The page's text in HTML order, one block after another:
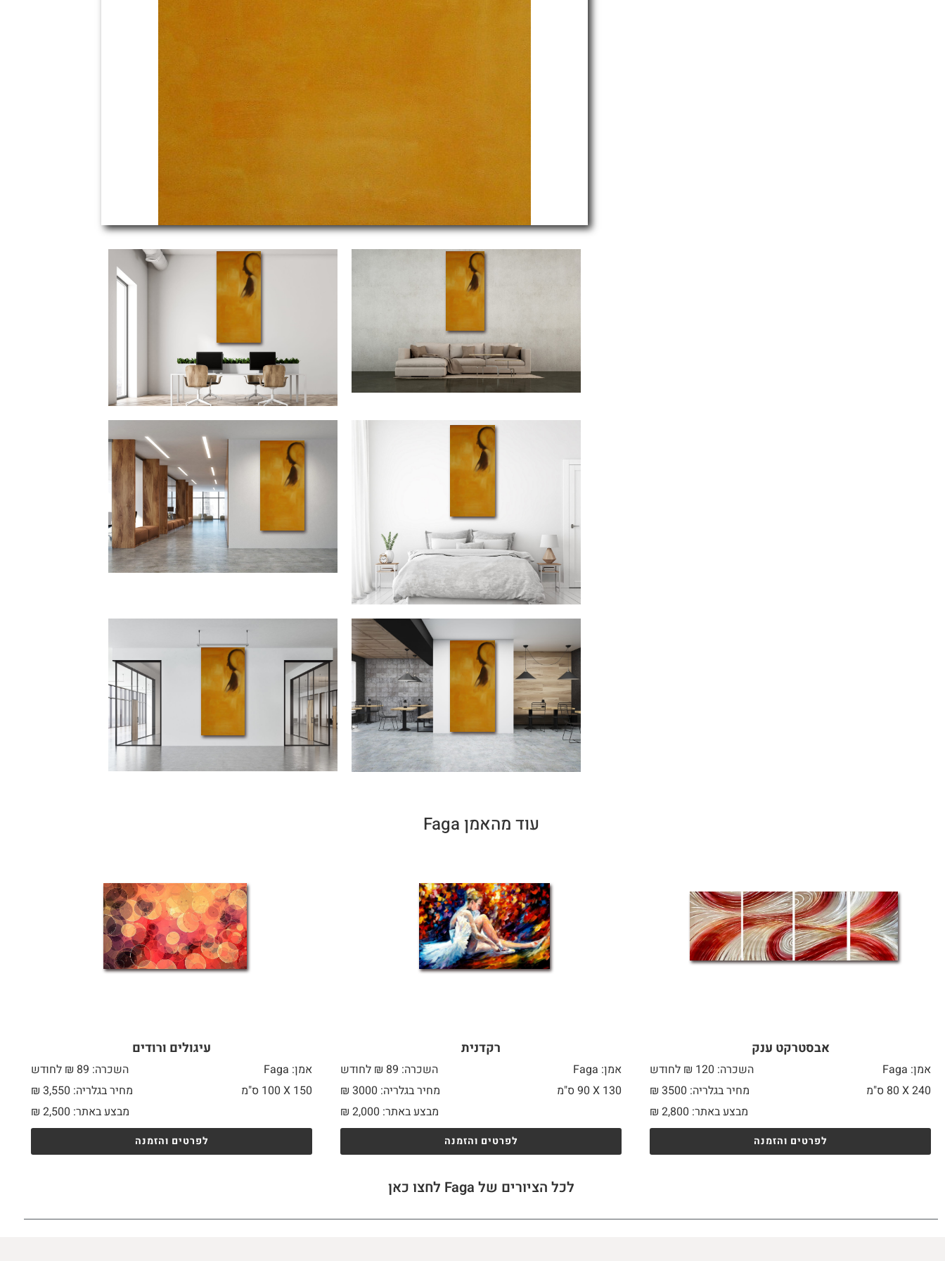
עוד מהאמן Faga
אבסטרקט ענק
אמן: Faga
השכרה: 120 ₪ לחודש
240 X
מחיר בגלריה: 3500 ₪
מבצע באתר:
₪ 2,800
לפרטים והזמנה
רקדנית
אמן: Faga
השכרה: 89 ₪ לחודש
130 X
מחיר בגלריה: 3000 ₪
מבצע באתר:
₪ 2,000
לפרטים והזמנה
עיגולים ורודים
אמן: Faga
השכרה: 89 ₪ לחודש
150 X
מחיר בגלריה: 3,550 ₪
מבצע באתר:
₪ 2,500
לפרטים והזמנה
לכל הציורים של Faga לחצו כאן